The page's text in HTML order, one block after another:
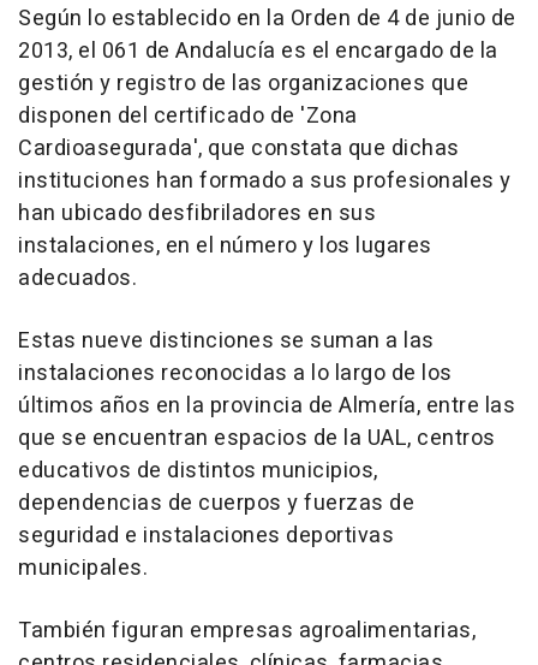
Según lo establecido en la Orden de 4 de junio de
2013, el 061 de Andalucía es el encargado de la
gestión y registro de las organizaciones que
disponen del certificado de 'Zona
Cardioasegurada', que constata que dichas
instituciones han formado a sus profesionales y
han ubicado desfibriladores en sus
instalaciones, en el número y los lugares
adecuados.
Estas nueve distinciones se suman a las
instalaciones reconocidas a lo largo de los
últimos años en la provincia de Almería, entre las
que se encuentran espacios de la UAL, centros
educativos de distintos municipios,
dependencias de cuerpos y fuerzas de
seguridad e instalaciones deportivas
municipales.
También figuran empresas agroalimentarias,